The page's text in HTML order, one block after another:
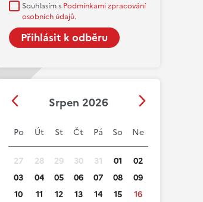
Souhlasím s Podmínkami zpracování
osobních údajů.
Srpen 2026
Po Út St Čt Pá So Ne
27 28 29 30 31 01
02
03
04 05 06 07 08
09
10
11 12 13 14 15
16